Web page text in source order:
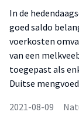
In de
goed saldo
voerkosten
van een
toegepast als
Duitse
2021-08-09